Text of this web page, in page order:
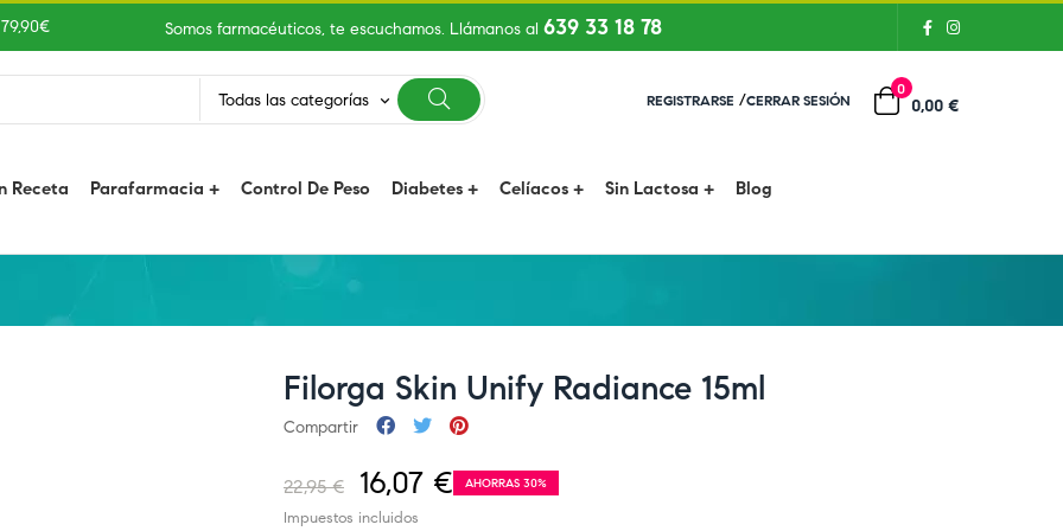
Somos farmacéuticos, te escuchamos. Llámanos al 639 33 18 78
Todas las categorías keyboard_arrow_down REGISTRARSE /CERRAR SESIÓN
0
0,00 €
Receta Parafarmacia Control De Peso Diabetes Celíacos Sin Lactosa Blog
Filorga Skin Unify Radiance 15ml
Compartir
22,95 € 16,07 € AHORRAS 30%
Impuestos incluidos